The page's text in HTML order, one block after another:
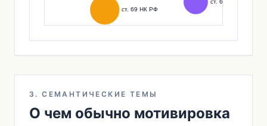
3. СЕМАНТИЧЕСКИЕ ТЕМЫ
О чем обычно мотивировка